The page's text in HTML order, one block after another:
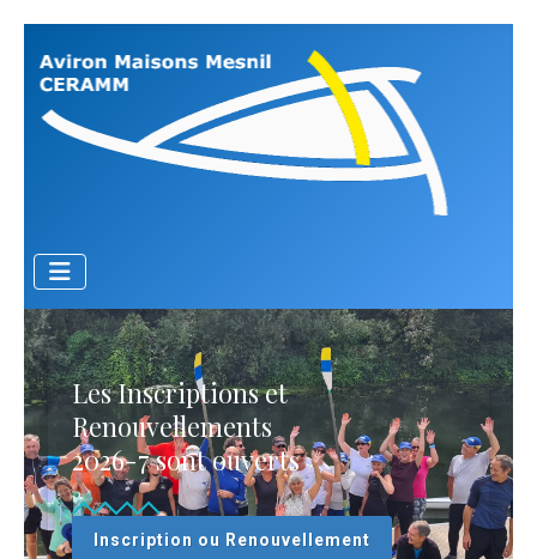
Les Inscriptions et
Renouvellements
2026-7 sont ouverts
Inscription ou Renouvellement